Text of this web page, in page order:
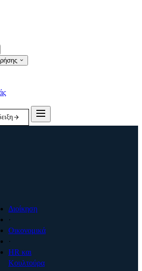
Διοίκηση
·
Οικονομικά
·
HR και
Κουλτούρα